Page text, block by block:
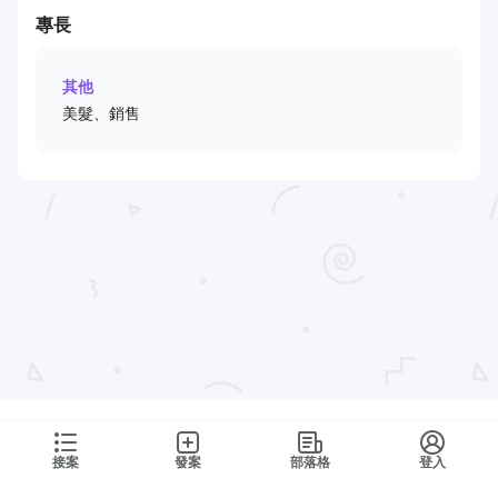
接案 發案 部落格 登入
專長
其他
美髮、銷售